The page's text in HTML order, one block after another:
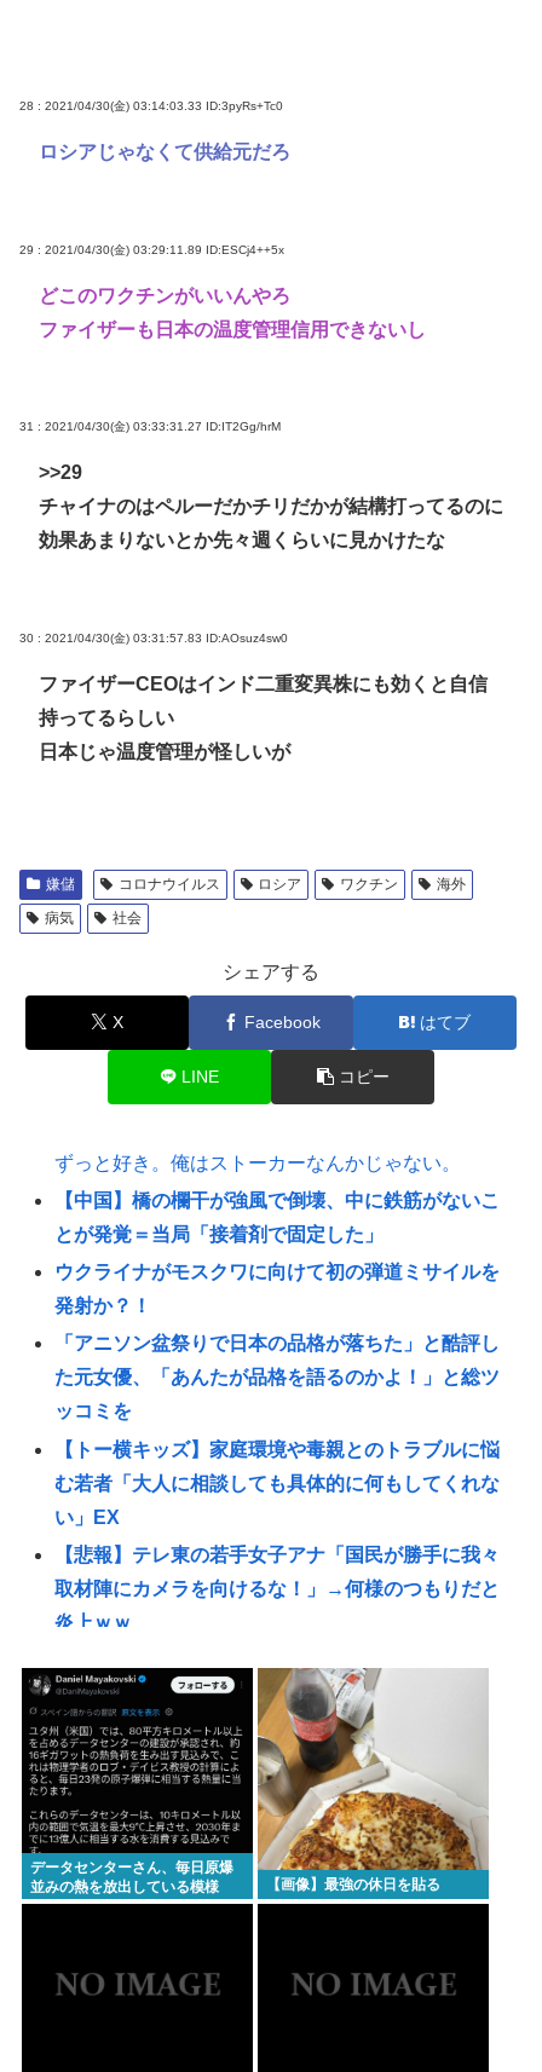
28 : 2021/04/30(金) 03:14:03.33 ID:3pyRs+Tc0
ロシアじゃなくて供給元だろ
29 : 2021/04/30(金) 03:29:11.89 ID:ESCj4++5x
どこのワクチンがいいんやろ
ファイザーも日本の温度管理信用できないし
31 : 2021/04/30(金) 03:33:31.27 ID:IT2Gg/hrM
>>29
チャイナのはペルーだかチリだかが結構打ってるのに
効果あまりないとか先々週くらいに見かけたな
30 : 2021/04/30(金) 03:31:57.83 ID:AOsuz4sw0
ファイザーCEOはインド二重変異株にも効くと自信
持ってるらしい
日本じゃ温度管理が怪しいが
嫌儲 コロナウイルス ロシア ワクチン
海外
病気
社会
シェアする
X Facebook はてブ
LINE コピー
ずっと好き。俺はストーカーなんかじゃない。
【中国】橋の欄干が強風で倒壊、中に鉄筋がないこ
とが発覚＝当局「接着剤で固定した」
ウクライナがモスクワに向けて初の弾道ミサイルを
発射か？！
「アニソン盆祭りで日本の品格が落ちた」と酷評し
た元女優、「あんたが品格を語るのかよ！」と総ツ
ッコミを
【トー横キッズ】家庭環境や毒親とのトラブルに悩
む若者「大人に相談しても具体的に何もしてくれな
い」EX
【悲報】テレ東の若手女子アナ「国民が勝手に我々
取材陣にカメラを向けるな！」→何様のつもりだと
炎上ｗｗ
も妊娠していた
【画像】ギャルさん、世界中に発信してる意識ゼロ
で修学旅行の宿をSNS公開してしまうｗｗｗ
【Pickup08082952】
【衝撃】元ジャンポケ斉藤慎二被告、求刑7年直後に
うつろな目で高額ギフトをねだり続け
る・・・・・・・・・
と酷評も再放送で視聴率30％超えwww
データセンターさん、毎日原爆
並みの熱を放出している模様
【画像】最強の休日を貼る